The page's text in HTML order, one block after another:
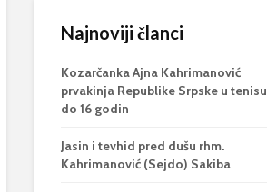
Najnoviji članci
Kozarčanka Ajna Kahrimanović
prvakinja Republike Srpske u tenisu
do 16 godin
Jasin i tevhid pred dušu rhm.
Kahrimanović (Sejdo) Sakiba